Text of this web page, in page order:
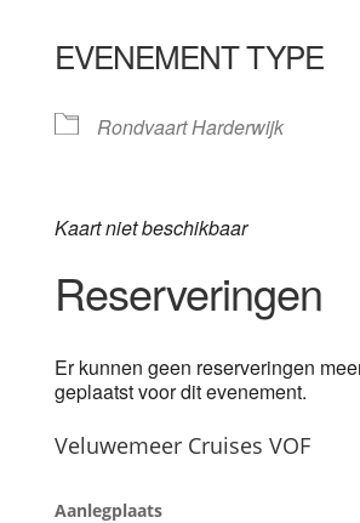
EVENEMENT TYPE
Rondvaart Harderwijk
Kaart niet beschikbaar
Reserveringen
Er kunnen geen reserveringen
geplaatst voor dit evenement.
Veluwemeer Cruises VOF
Aanlegplaats